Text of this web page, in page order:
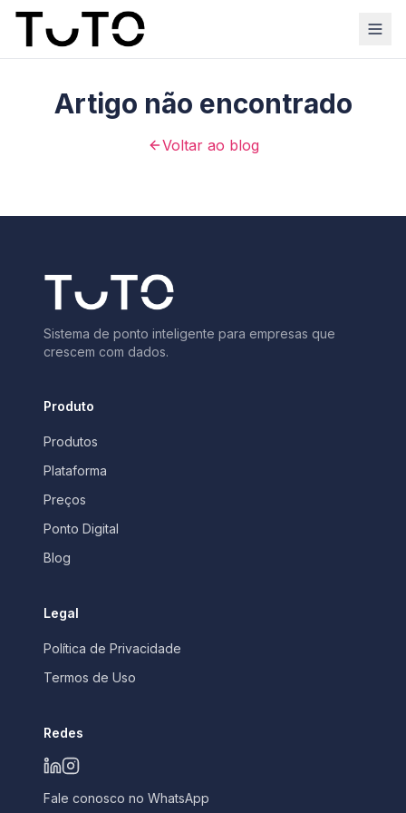
Artigo não encontrado
Voltar ao blog
Sistema de ponto inteligente para empresas que
crescem com dados.
Produto
Produtos
Plataforma
Preços
Ponto Digital
Blog
Legal
Política de Privacidade
Termos de Uso
Redes
Fale conosco no WhatsApp